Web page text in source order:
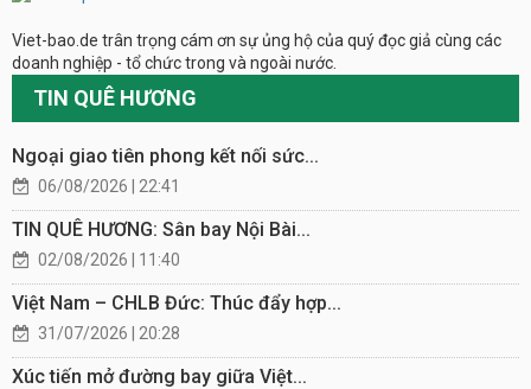
Viet-bao.de trân trọng cám ơn sự ủng hộ của quý đọc giả cùng các
doanh nghiệp - tổ chức trong và ngoài nước.
TIN QUÊ HƯƠNG
Ngoại giao tiên phong kết nối sức...
06/08/2026 | 22:41
TIN QUÊ HƯƠNG: Sân bay Nội Bài...
02/08/2026 | 11:40
Việt Nam – CHLB Đức: Thúc đẩy hợp...
31/07/2026 | 20:28
Xúc tiến mở đường bay giữa Việt...